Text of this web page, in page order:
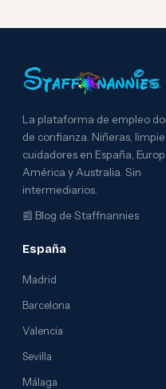
La plataforma de empleo
de confianza. Niñeras,
cuidadores en España,
América y Australia. Sin
intermediarios.
📰 Blog de Staffnannies
España
Madrid
Barcelona
Valencia
Sevilla
Málaga